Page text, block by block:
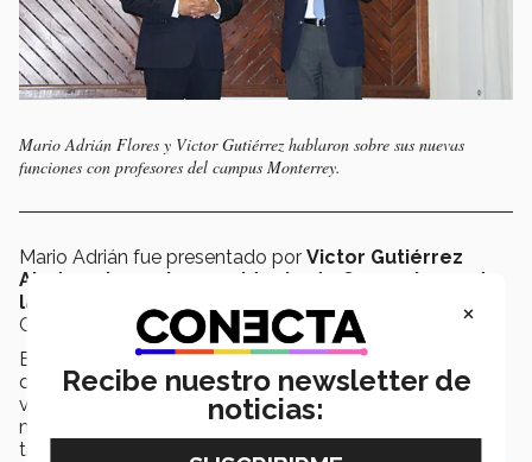
Mario Adrián Flores y Victor Gutiérrez hablaron sobre sus nuevas
funciones con profesores del campus Monterrey.
Mario Adrián fue presentado por Victor Gutiérrez
Aladro, ahora vicepresidente de Operaciones de
la institución
Congresos.
En dicho evento, al que asistieron profesores y
directivos, Gutiérrez Aladro, quien se desempeñó como
vicepresidente de la Región Norte por cinco años y
medio, agradeció a los integrantes de la misma por su
trabajo.
×
Recibe nuestro newsletter de
noticias: